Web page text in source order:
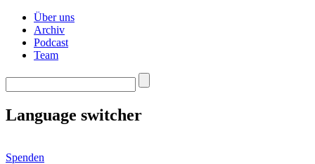
Über uns
Archiv
Podcast
Team
Language switcher
Spenden